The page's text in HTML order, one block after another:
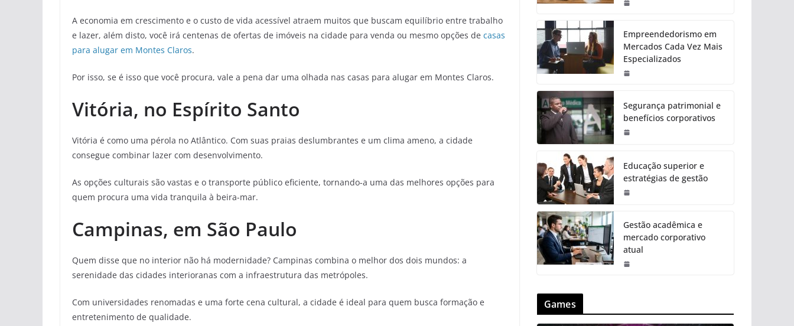
A economia em crescimento e o custo de vida acessível atraem muitos que buscam equilíbrio entre trabalho
e lazer, além disto, você irá centenas de ofertas de imóveis na cidade para venda ou mesmo opções de casas
para alugar em Montes Claros.
Por isso, se é isso que você procura, vale a pena dar uma olhada nas casas para alugar em Montes Claros.
Vitória, no Espírito Santo
Vitória é como uma pérola no Atlântico. Com suas praias deslumbrantes e um clima ameno, a cidade
consegue combinar lazer com desenvolvimento.
As opções culturais são vastas e o transporte público eficiente, tornando-a uma das melhores opções para
quem procura uma vida tranquila à beira-mar.
Campinas, em São Paulo
Quem disse que no interior não há modernidade? Campinas combina o melhor dos dois mundos: a
serenidade das cidades interioranas com a infraestrutura das metrópoles.
Com universidades renomadas e uma forte cena cultural, a cidade é ideal para quem busca formação e
entretenimento de qualidade.
Empreendedorismo em
Mercados Cada Vez Mais
Especializados
Segurança patrimonial e
benefícios corporativos
Educação superior e
estratégias de gestão
Gestão acadêmica e
mercado corporativo
atual
Games